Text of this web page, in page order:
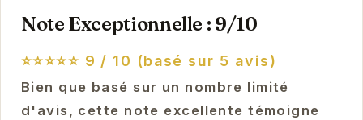
Note Exceptionnelle : 9/10
⭐⭐⭐⭐⭐ 9 / 10 (basé sur 5 avis)
Bien que basé sur un nombre limité
d'avis, cette note excellente témoigne